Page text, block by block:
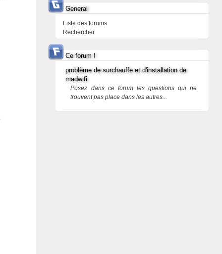
General
Liste des forums
Rechercher
Ce forum !
problème de surchauffe et d'installation de
madwifi
Posez dans ce forum les questions qui ne
trouvent pas place dans les autres...